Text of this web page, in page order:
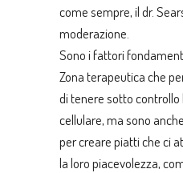
come sempre, il dr.
moderazione.
Sono i fattori
Zona terapeutica che
di tenere sotto controllo
cellulare, ma sono
per creare piatti che ci
la loro piacevolezza,